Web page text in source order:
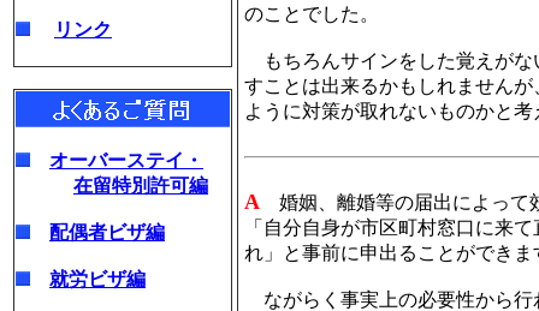
リンク
オーバーステイ・
在留特別許可編
配偶者ビザ編
就労ビザ編
のことでした。
もちろんサインをした覚えがな
すことは出来るかもしれません
ように対策が取れないものかと
A 婚姻、離婚等の届出によって
「自分自身が市区町村窓口に来
れ」と事前に申出ることができ
ながらく事実上の必要性から行